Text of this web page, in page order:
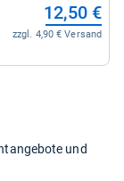
12,50 €
zzgl. 4,90 € Versand
und